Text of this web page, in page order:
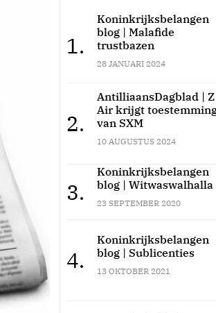
1.
Koninkrijksbelangen
blog | Malafide
trustbazen
28 JANUARI 2024
2.
AntilliaansDagblad | Z
Air krijgt
van SXM
10 AUGUSTUS 2024
3.
Koninkrijksbelangen
blog | Witwaswalhalla
23 SEPTEMBER 2020
4.
Koninkrijksbelangen
blog | Sublicenties
13 OKTOBER 2021